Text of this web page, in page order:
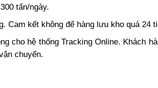
tấn/ngày.
Cam kết không để hàng lưu kho quá 24
cho hệ thống Tracking Online. Khách
chuyển.